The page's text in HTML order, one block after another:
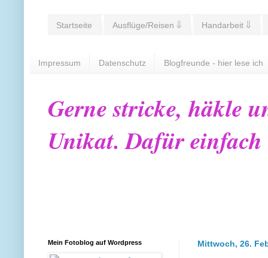
Startseite Ausflüge/Reisen ⇓ Handarbeit ⇓
Impressum Datenschutz Blogfreunde - hier lese ich
Gerne stricke, häkle
Unikat. Dafür
Mittwoch, 26.
Mein Fotoblog auf Wordpress